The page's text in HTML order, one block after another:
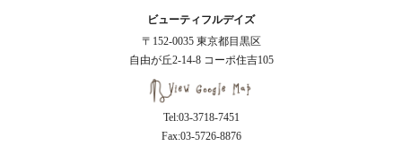
ビューティフルデイズ
〒152-0035 東京都目黒区
自由が丘2-14-8 コーポ住吉105
Tel:03-3718-7451
Fax:03-5726-8876